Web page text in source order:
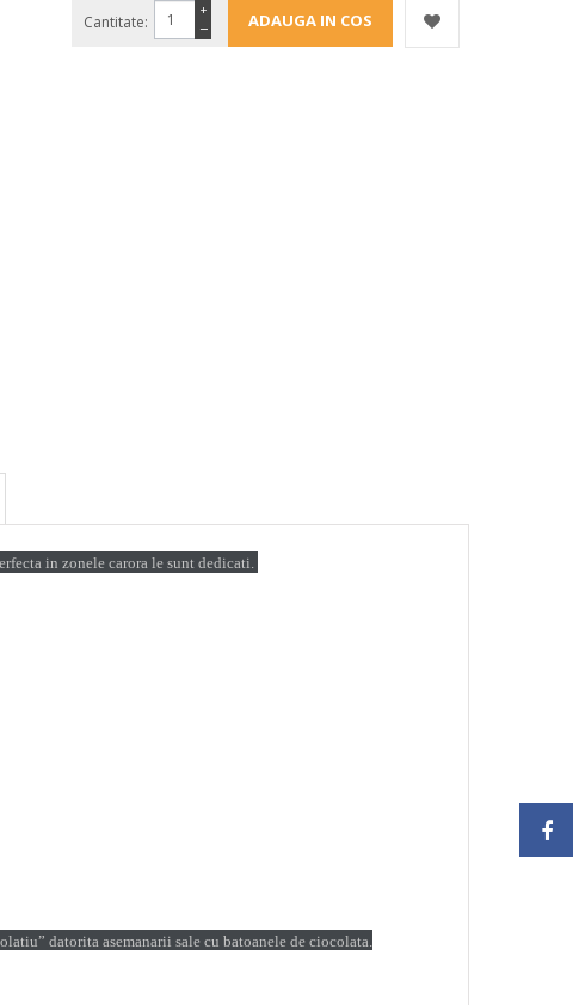
Cantitate: −
+
in zonele carora le sunt dedicati.
datorita asemanarii sale cu batoanele de ciocolata.